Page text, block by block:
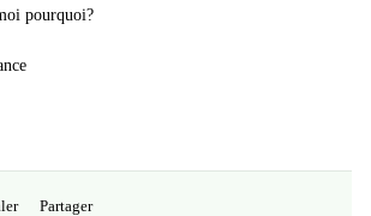
pourquoi?
Partager